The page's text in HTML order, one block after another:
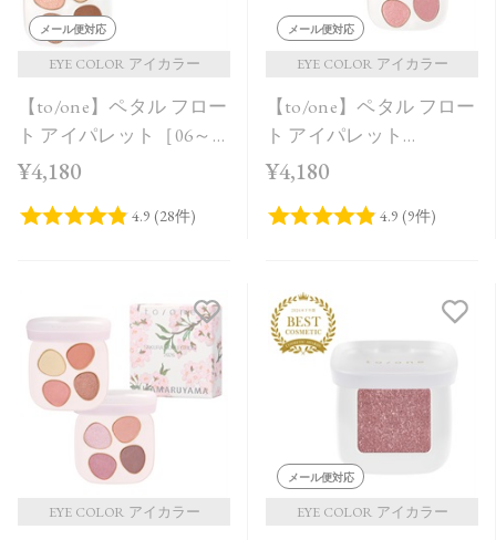
メール便対応
EYE COLOR アイカラー
【to/one】ペタル フロー
ト アイパレット［06～
08］
¥4,180
メール便対応
EYE COLOR アイカラー
【to/one】ペタル フロー
ト アイパレット
［09,10］＜2026 Summer
¥4,180
EYE COLOR アイカラー
メール便対応
EYE COLOR アイカラー